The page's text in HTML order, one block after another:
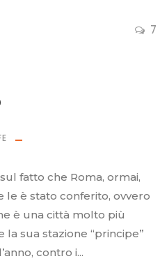
7
fatto che Roma, ormai,
le è stato conferito, ovvero
è una città molto più
la sua stazione “principe”
contro i...